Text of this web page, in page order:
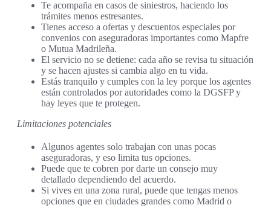
Te acompaña en casos de siniestros, haciendo los
trámites menos estresantes.
Tienes acceso a ofertas y descuentos especiales por
convenios con aseguradoras importantes como Mapfre
o Mutua Madrileña.
El servicio no se detiene: cada año se revisa tu situación
y se hacen ajustes si cambia algo en tu vida.
Estás tranquilo y cumples con la ley porque los agentes
están controlados por autoridades como la DGSFP y
hay leyes que te protegen.
Limitaciones potenciales
Algunos agentes solo trabajan con unas pocas
aseguradoras, y eso limita tus opciones.
Puede que te cobren por darte un consejo muy
detallado dependiendo del acuerdo.
Si vives en una zona rural, puede que tengas menos
opciones que en ciudades grandes como Madrid o